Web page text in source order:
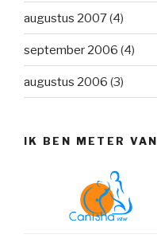
augustus 2007(4)
september 2006 (4)
augustus 2006 (3)
IK BEN METER VAN